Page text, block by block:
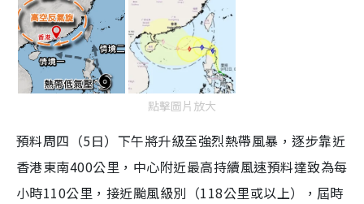
點擊圖片放大
預料周四（5日）下午將升級至強烈熱帶風暴，逐步靠近
香港東南400公里，中心附近最高持續風速預料達致為每
小時110公里，接近颱風級別（118公里或以上），屆時